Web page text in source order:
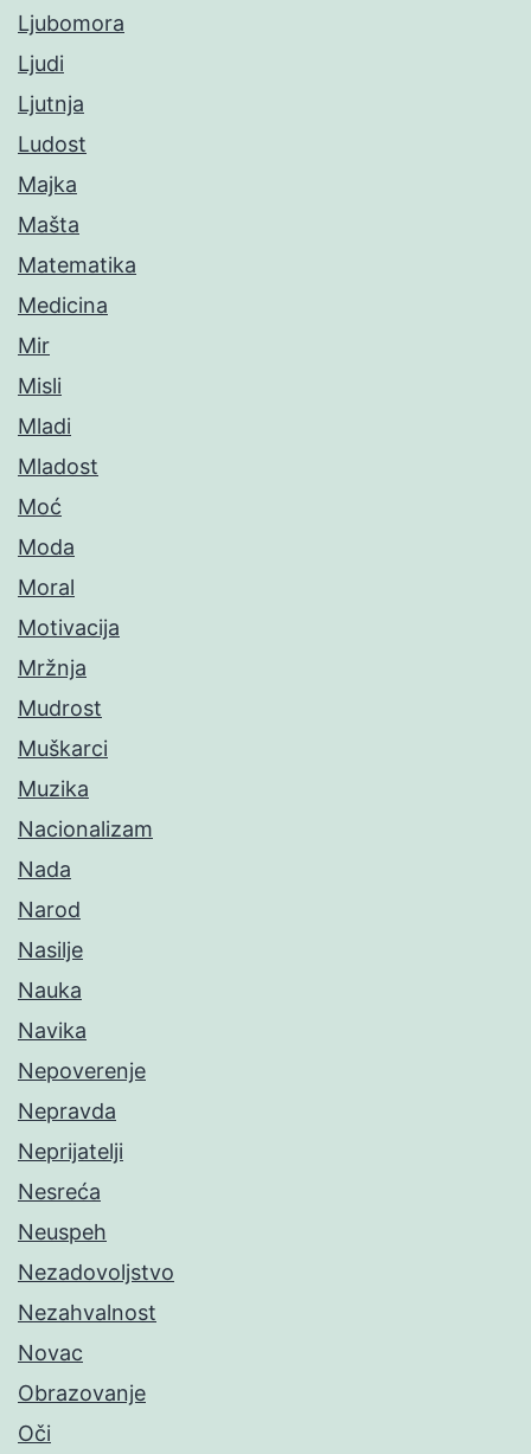
Ljubomora
Ljudi
Ljutnja
Ludost
Majka
Mašta
Matematika
Medicina
Mir
Misli
Mladi
Mladost
Moć
Moda
Moral
Motivacija
Mržnja
Mudrost
Muškarci
Muzika
Nacionalizam
Nada
Narod
Nasilje
Nauka
Navika
Nepoverenje
Nepravda
Neprijatelji
Nesreća
Neuspeh
Nezadovoljstvo
Nezahvalnost
Novac
Obrazovanje
Oči